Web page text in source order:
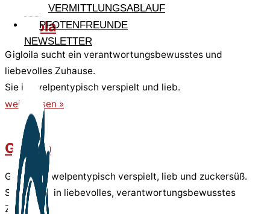
VERMITTLUNGSABLAUF
PFOTENFREUNDE
NEWSLETTER
Gigliola
Gigloila sucht ein verantwortungsbewusstes und
liebevolles Zuhause.
Sie ist welpentypisch verspielt und lieb.
weiterlesen »
Gisella
Gisella ist welpentypisch verspielt, lieb und zuckersüß.
Sie sucht ein liebevolles, verantwortungsbewusstes
Zuhause.